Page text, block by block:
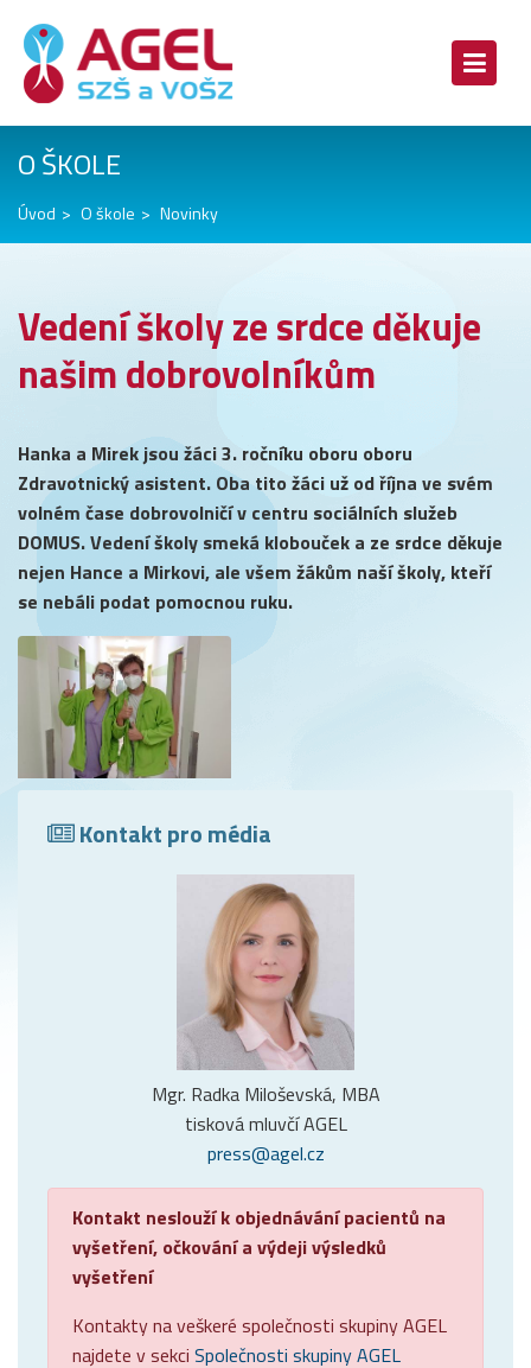
O ŠKOLE
Úvod O škole Novinky
Vedení školy ze srdce děkuje
našim dobrovolníkům
Hanka a Mirek jsou žáci 3. ročníku oboru oboru
Zdravotnický asistent. Oba tito žáci už od října ve svém
volném čase dobrovolničí v centru sociálních služeb
DOMUS. Vedení školy smeká klobouček a ze srdce děkuje
nejen Hance a Mirkovi, ale všem žákům naší školy, kteří
se nebáli podat pomocnou ruku.
Kontakt pro média
Mgr. Radka Miloševská, MBA
tisková mluvčí AGEL
press@agel.cz
Kontakt neslouží k objednávání pacientů na
vyšetření, očkování a výdeji výsledků
vyšetření
Kontakty na veškeré společnosti skupiny AGEL
najdete v sekci Společnosti skupiny AGEL